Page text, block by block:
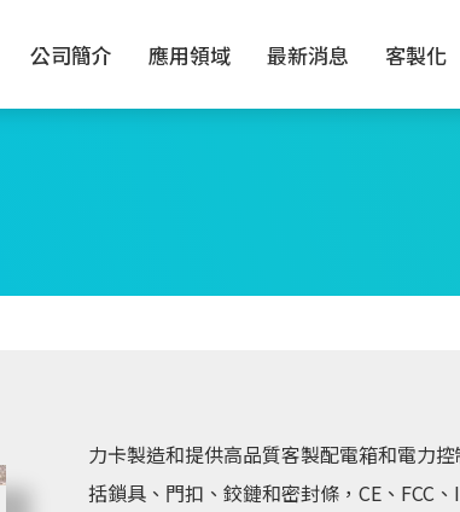
公司簡介 應用領域 最新消息 客製化
力卡製造和提供高品質客製配電箱和電力
括鎖具、門扣、鉸鏈和密封條，CE、FCC